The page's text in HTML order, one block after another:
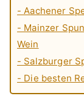
- Aachener
- Mainzer
Wein
- Salzburger
- Die besten